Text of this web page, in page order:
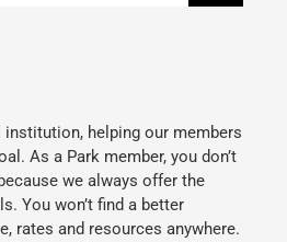
helping our members
As a Park member, you don’t
we always offer the
You won’t find a better
rates and resources anywhere.